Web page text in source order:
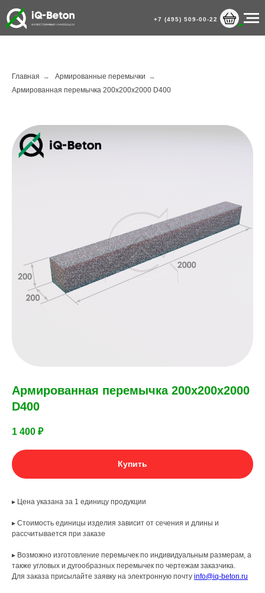
+7 (495) 509-00-22
Главная → Армированные перемычки →
Армированная перемычка 200х200х2000 D400
Армированная перемычка 200х200х2000
D400
1 400 ₽
Купить
▸ Цена указана за 1 единицу продукции
▸ Стоимость единицы изделия зависит от сечения и длины и
рассчитывается при заказе
▸ Возможно изготовление перемычек по индивидуальным размерам, а
также угловых и дугообразных перемычек по чертежам заказчика.
Для заказа присылайте заявку на электронную почту info@iq-beton.ru